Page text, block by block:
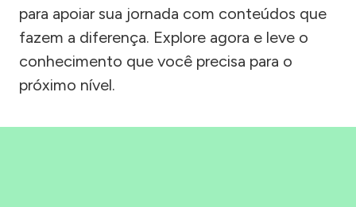
para apoiar sua jornada com conteúdos que
fazem a diferença. Explore agora e leve o
conhecimento que você precisa para o
próximo nível.